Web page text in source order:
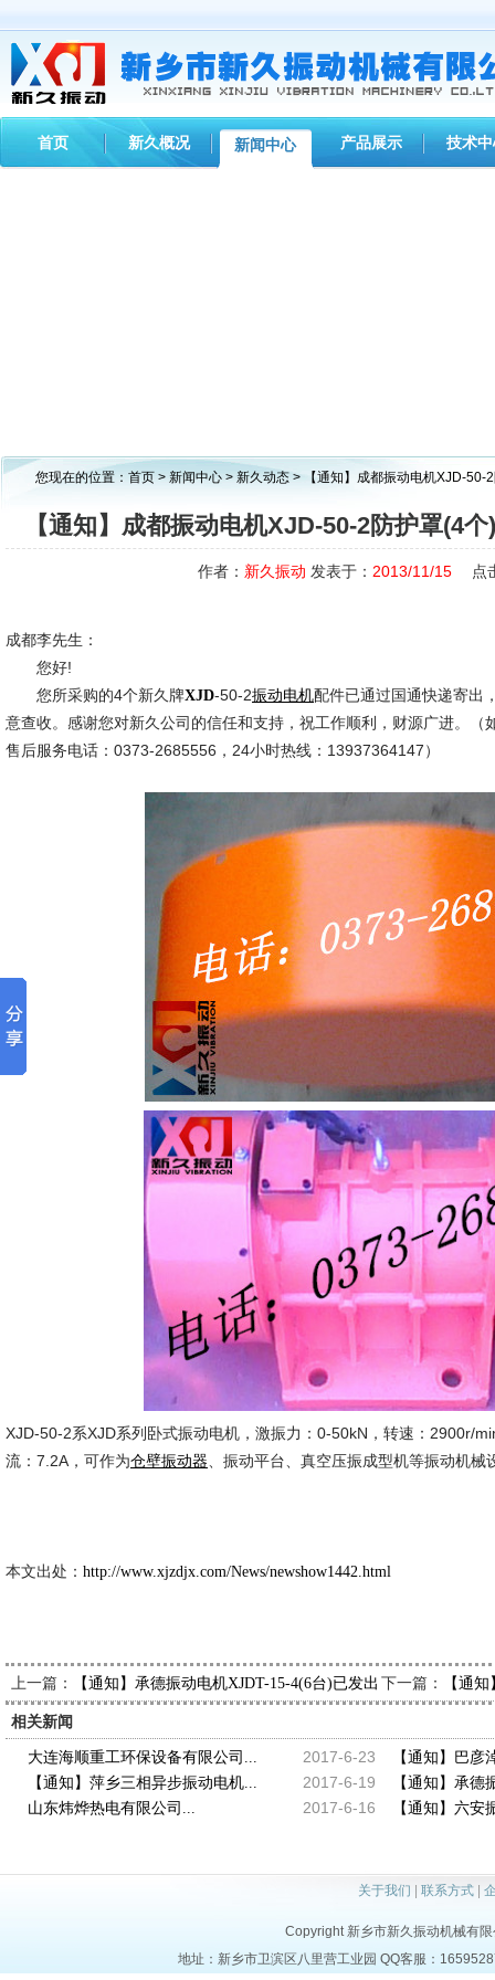
首页 新久概况 新闻中心 产品展示 技术
您现在的位置： 首页 > 新闻中心 > 新久动态 > 【通知】成都振动电机XJD-50-
【通知】成都振动电机XJD-50-2防护罩(4
作者： 新久振动 发表于： 2013/11/15 点
成都李先生：
您好!
您所采购的4个新久牌XJD-50-2振动电机配件已通过国通快递寄出
意查收。感谢您对新久公司的信任和支持，祝工作顺利，财源广进。（
售后服务电话：0373-2685556，24小时热线：13937364147）
XJD-50-2系XJD系列卧式振动电机，激振力：0-50kN，转速：2900r/
流：7.2A，可作为仓壁振动器 、振动平台、真空压振成型机等振动机械
本文出处： http://www.xjzdjx.com/News/newshow1442.html
上一篇： 【通知】承德振动电机XJDT-15-4(6台)已发出，请樊经理查收
下一篇： 【通
相关新闻
2017-6-23
大连海顺重工环保设备有限公司... 【通知】巴彦
2017-6-19
【通知】萍乡三相异步振动电机... 【通知】承德
2017-6-16
山东炜烨热电有限公司... 【通知】六安
关于我们 联系方式|
Copyright 新乡市新久振动机械有
地址：新乡市卫滨区八里营工业园 QQ客服：